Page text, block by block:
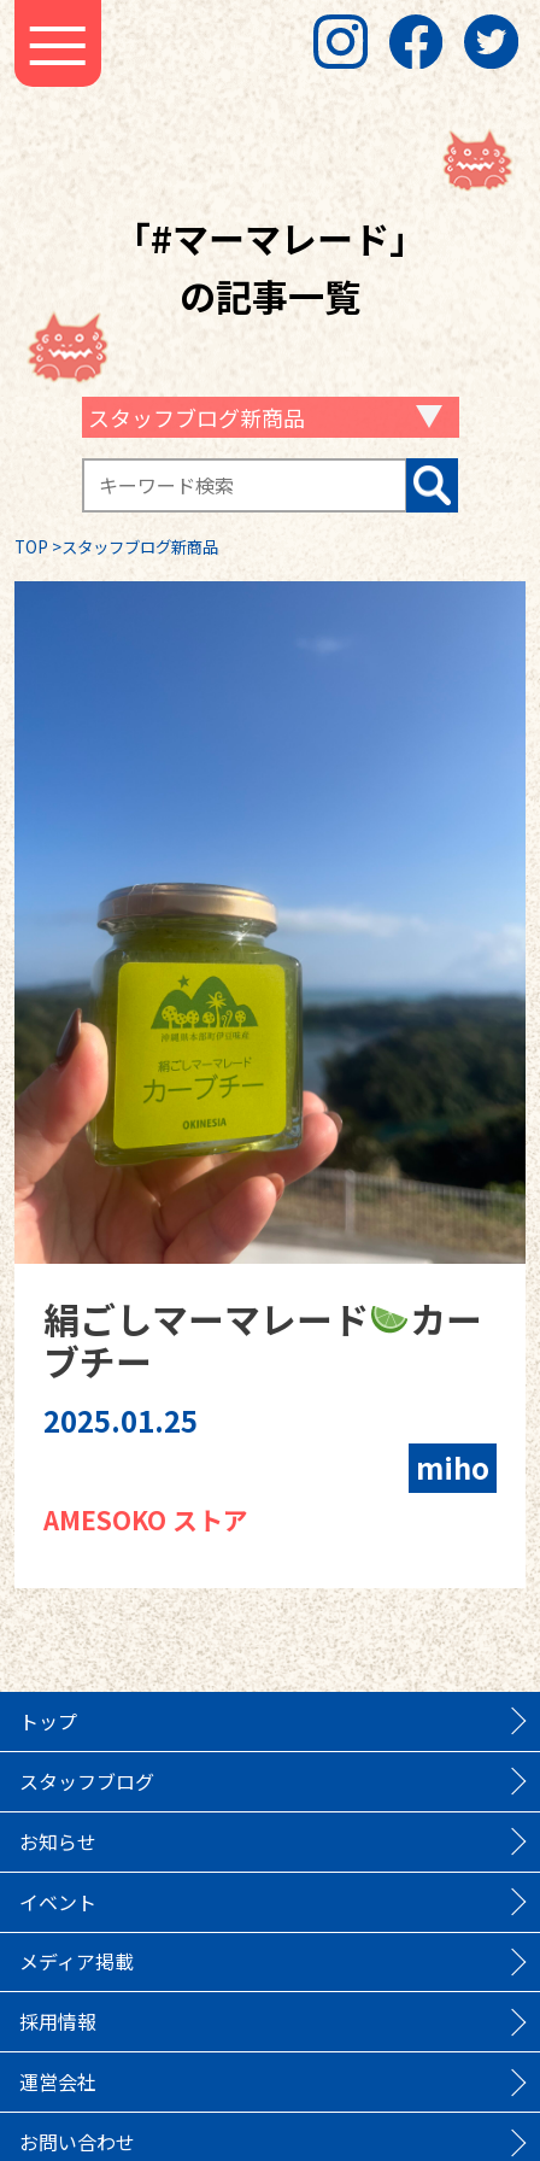
「#マーマレード」
の記事一覧
スタッフブログ新商品
TOP >スタッフブログ新商品
絹ごしマーマレード カー
ブチー
2025.01.25
miho
AMESOKO ストア
トップ
スタッフブログ
お知らせ
イベント
メディア掲載
採用情報
運営会社
お問い合わせ